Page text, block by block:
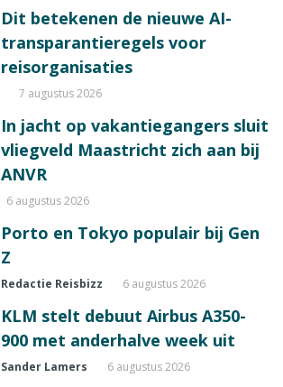
Dit betekenen de nieuwe AI-
transparantieregels voor
reisorganisaties
7 augustus 2026
In jacht op vakantiegangers sluit
vliegveld Maastricht zich aan bij
ANVR
6 augustus 2026
Porto en Tokyo populair bij Gen
Z
Redactie Reisbizz 6 augustus 2026
KLM stelt debuut Airbus A350-
900 met anderhalve week uit
Sander Lamers 6 augustus 2026